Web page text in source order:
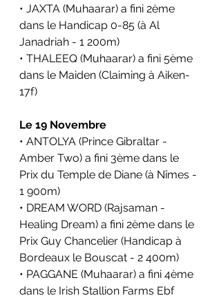
• JAXTA (Muhaarar) a fini 2ème
dans le Handicap 0-85 (à Al
Janadriah - 1 200m)
• THALEEQ (Muhaarar) a fini 5ème
dans le Maiden (Claiming à Aiken-
17f)
Le 19 Novembre
• ANTOLYA (Prince Gibraltar -
Amber Two) a fini 3ème dans le
Prix du Temple de Diane (à Nîmes -
1 900m)
• DREAM WORD (Rajsaman -
Healing Dream) a fini 2ème dans le
Prix Guy Chancelier (Handicap à
Bordeaux le Bouscat - 2 400m)
• PAGGANE (Muhaarar) a fini 4ème
dans le Irish Stallion Farms Ebf